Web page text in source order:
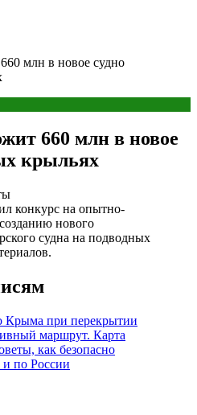
млн в новое судно
660 млн в новое
крыльях
конкурс на опытно-
нового
судна на подводных
Крыма при перекрытии
маршрут. Карта
как безопасно
и по России